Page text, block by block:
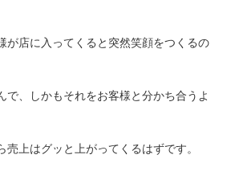
が店に入ってくると突然笑顔をつくるの
で、しかもそれをお客様と分かち合うよ
上はグッと上がってくるはずです。